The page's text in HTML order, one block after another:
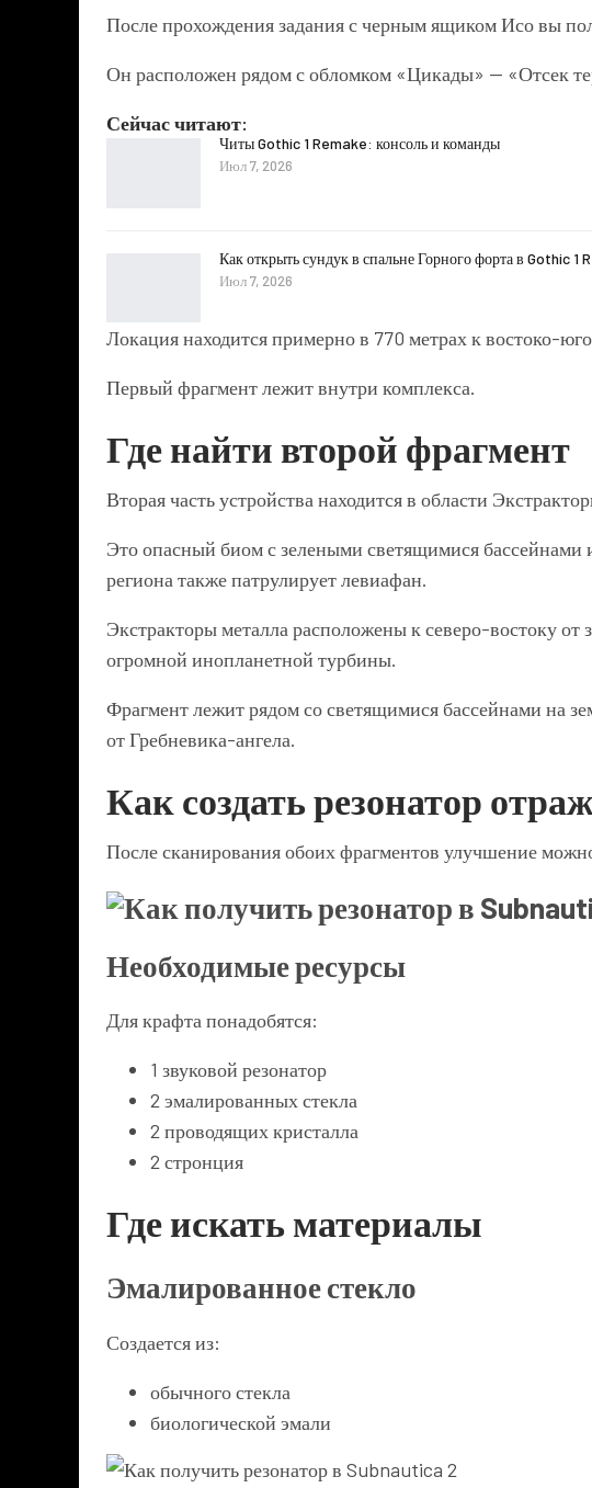
После прохождения задания с черным ящиком Исо вы
Он расположен рядом с обломком «Цикады» — «Отсек
Сейчас читают:
Читы Gothic 1 Remake: консоль и команды
Июл 7, 2026
Как открыть сундук в спальне Горного форта в Gothic 1
Июл 7, 2026
Локация находится примерно в 770 метрах к востоко-
Первый фрагмент лежит внутри комплекса.
Где найти второй фрагмент
Вторая часть устройства находится в области
Это опасный биом с зелеными светящимися бассейнами
региона также патрулирует левиафан.
Экстракторы металла расположены к северо-востоку от
огромной инопланетной турбины.
Фрагмент лежит рядом со светящимися бассейнами на
от Гребневика-ангела.
Как создать резонатор
После сканирования обоих фрагментов улучшение
Необходимые ресурсы
Для крафта понадобятся:
1 звуковой резонатор
2 эмалированных стекла
2 проводящих кристалла
2 стронция
Где искать материалы
Эмалированное стекло
Создается из:
обычного стекла
биологической эмали